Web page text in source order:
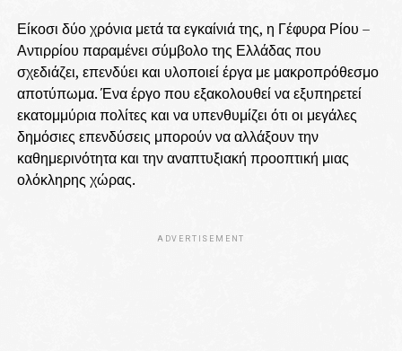
Είκοσι δύο χρόνια μετά τα εγκαίνιά της, η Γέφυρα Ρίου –
Αντιρρίου παραμένει σύμβολο της Ελλάδας που
σχεδιάζει, επενδύει και υλοποιεί έργα με μακροπρόθεσμο
αποτύπωμα. Ένα έργο που εξακολουθεί να εξυπηρετεί
εκατομμύρια πολίτες και να υπενθυμίζει ότι οι μεγάλες
δημόσιες επενδύσεις μπορούν να αλλάξουν την
καθημερινότητα και την αναπτυξιακή προοπτική μιας
ολόκληρης χώρας.
ADVERTISEMENT